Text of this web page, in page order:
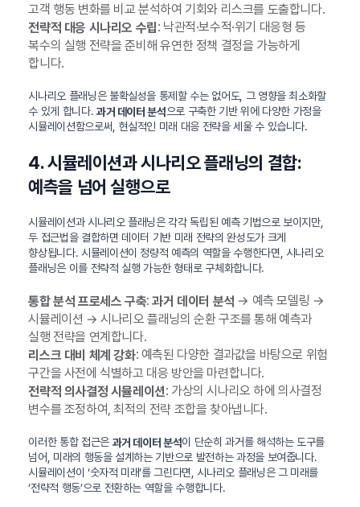
고객 행동 변화를 비교 분석하여 기회와 리스크를 도출합니다.
전략적 대응 시나리오 수립: 낙관적·보수적·위기 대응형 등
복수의 실행 전략을 준비해 유연한 정책 결정을 가능하게
합니다.
시나리오 플래닝은 불확실성을 통제할 수는 없어도, 그 영향을 최소화할
수 있게 합니다. 과거 데이터 분석으로 구축한 기반 위에 다양한 가정을
시뮬레이션함으로써, 현실적인 미래 대응 전략을 세울 수 있습니다.
4. 시뮬레이션과 시나리오 플래닝의 결합:
예측을 넘어 실행으로
시뮬레이션과 시나리오 플래닝은 각각 독립된 예측 기법으로 보이지만,
두 접근법을 결합하면 데이터 기반 미래 전략의 완성도가 크게
향상됩니다. 시뮬레이션이 정량적 예측의 역할을 수행한다면, 시나리오
플래닝은 이를 전략적 실행 가능한 형태로 구체화합니다.
통합 분석 프로세스 구축:과거 데이터 분석 → 예측 모델링 →
시뮬레이션 → 시나리오 플래닝의 순환 구조를 통해 예측과
실행 전략을 연계합니다.
리스크 대비 체계 강화: 예측된 다양한 결과값을 바탕으로 위험
구간을 사전에 식별하고 대응 방안을 마련합니다.
전략적 의사결정 시뮬레이션: 가상의 시나리오 하에 의사결정
변수를 조정하여, 최적의 전략 조합을 찾아냅니다.
이러한 통합 접근은 과거 데이터 분석이 단순히 과거를 해석하는 도구를
넘어, 미래의 행동을 설계하는 기반으로 발전하는 과정을 보여줍니다.
시뮬레이션이 ‘숫자적 미래’를 그린다면, 시나리오 플래닝은 그 미래를
‘전략적 행동’으로 전환하는 역할을 수행합니다.